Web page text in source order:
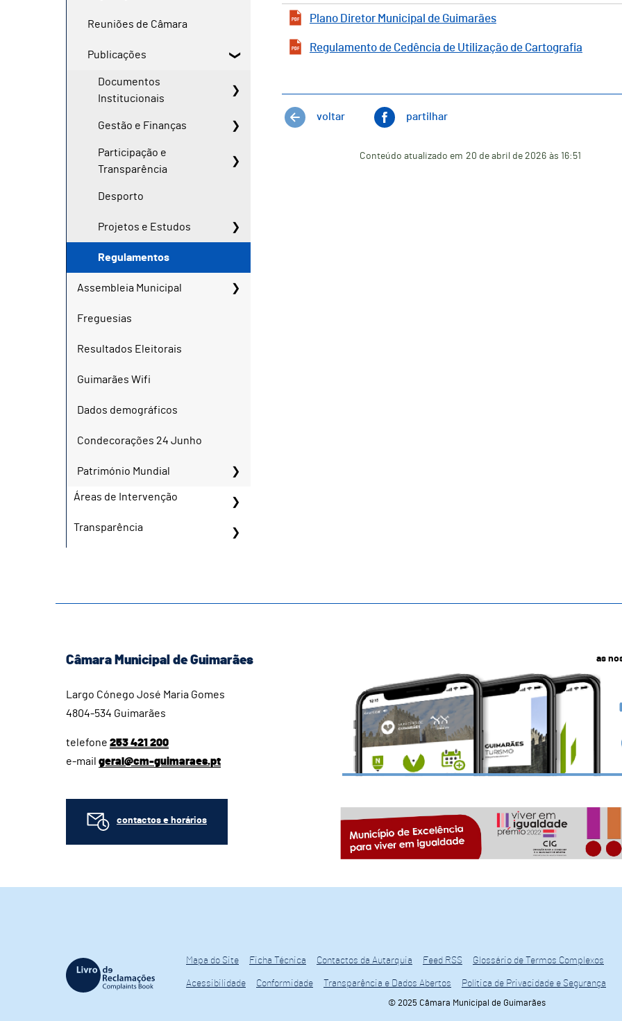
Reuniões de Câmara
Publicações
Documentos
Institucionais
Gestão e Finanças
Participação e
Transparência
Desporto
Projetos e Estudos
Regulamentos
Assembleia Municipal
Freguesias
Resultados Eleitorais
Guimarães Wifi
Dados demográficos
Condecorações 24 Junho
Património Mundial
Áreas de Intervenção
Transparência
Plano Diretor Municipal de Guimarães
Regulamento de Cedência de Utilização de Cartografia
voltar partilhar
Conteúdo atualizado em 20 de abril de 2026 às 16:51
Câmara Municipal de Guimarães
Largo Cónego José Maria Gomes
4804-534 Guimarães
telefone 253 421 200
e-mail geral@cm-guimaraes.pt
contactos e horários
as
Mapa do Site Ficha Técnica Contactos da Autarquia Feed RSS Glossário de Termos Complexos
Acessibilidade Conformidade Transparência e Dados Abertos
Política de Privacidade e Segurança
© 2025 Câmara Municipal de Guimarães